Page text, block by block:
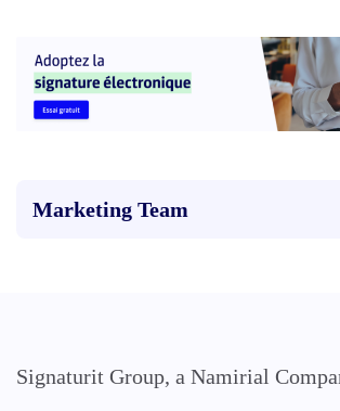
Marketing Team
Signaturit Group, a Namirial